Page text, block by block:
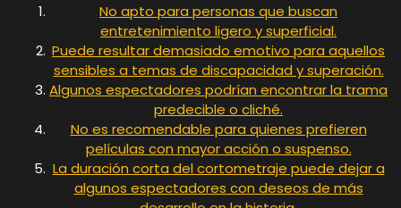
No apto para personas que buscan
entretenimiento ligero y superficial.
Puede resultar demasiado emotivo para aquellos
sensibles a temas de discapacidad y superación.
Algunos espectadores podrían encontrar la trama
predecible o cliché.
No es recomendable para quienes prefieren
películas con mayor acción o suspenso.
La duración corta del cortometraje puede dejar a
algunos espectadores con deseos de más